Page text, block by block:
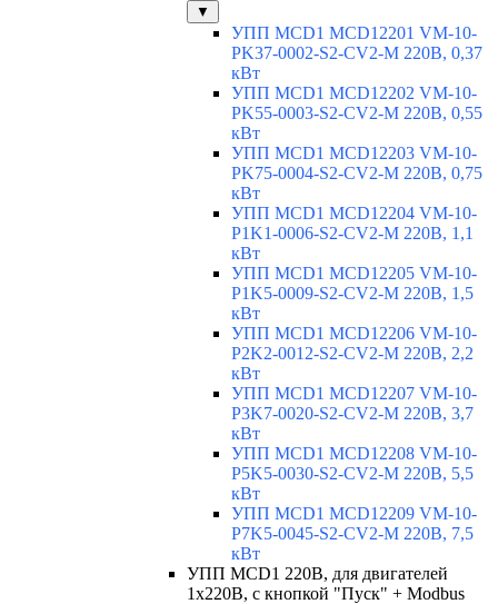
▼
УПП MCD1 MCD12201 VM-10-
PK37-0002-S2-CV2-M 220В, 0,37
кВт
УПП MCD1 MCD12202 VM-10-
PK55-0003-S2-CV2-M 220В, 0,55
кВт
УПП MCD1 MCD12203 VM-10-
PK75-0004-S2-CV2-M 220В, 0,75
кВт
УПП MCD1 MCD12204 VM-10-
P1K1-0006-S2-CV2-M 220В, 1,1
кВт
УПП MCD1 MCD12205 VM-10-
P1K5-0009-S2-CV2-M 220В, 1,5
кВт
УПП MCD1 MCD12206 VM-10-
P2K2-0012-S2-CV2-M 220В, 2,2
кВт
УПП MCD1 MCD12207 VM-10-
P3K7-0020-S2-CV2-M 220В, 3,7
кВт
УПП MCD1 MCD12208 VM-10-
P5K5-0030-S2-CV2-M 220В, 5,5
кВт
УПП MCD1 MCD12209 VM-10-
P7K5-0045-S2-CV2-M 220В, 7,5
кВт
УПП MCD1 220В, для двигателей
1х220В, с кнопкой "Пуск" + Modbus